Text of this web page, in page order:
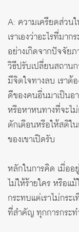
A: ความเครียดส่วน
เราเองว่าอะไรที่มา
อย่างเกิดจากปัจจัย
วิธีปรับเปลี่ยนสถาน
มีจิตใจทางลบ เราต้
ดีของคนอื่นมาเป็นอ
หรือหาหนทางที่จะไ
ตักเตือนหรือให้สติใ
ของเขาเปิดรับ
หลักในการคิด เมื่อ
ไม่ให้ร้ายใคร หรือแม้
กระทบแต่เราไม่กระเ
ที่สำคัญ ทุกการกระ